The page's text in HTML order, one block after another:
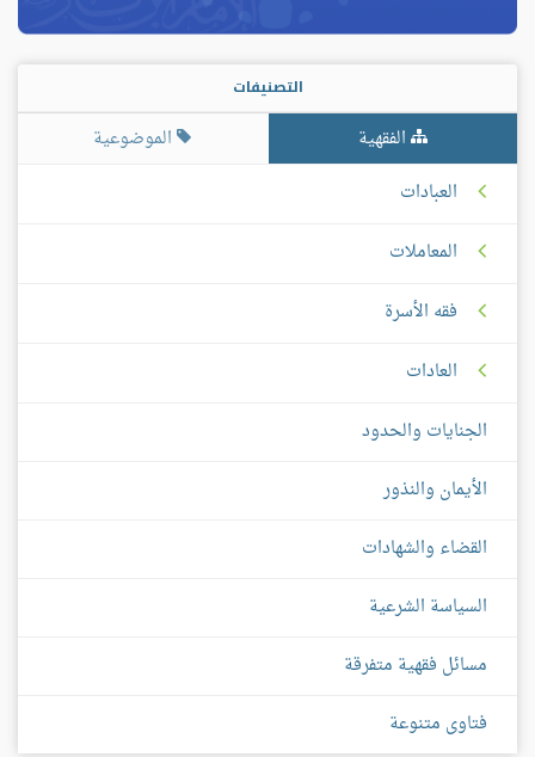
التصنيفات
الفقهية
الموضوعية
العبادات
المعاملات
فقه الأسرة
العادات
الجنايات والحدود
الأيمان والنذور
القضاء والشهادات
السياسة الشرعية
مسائل فقهية متفرقة
فتاوى متنوعة